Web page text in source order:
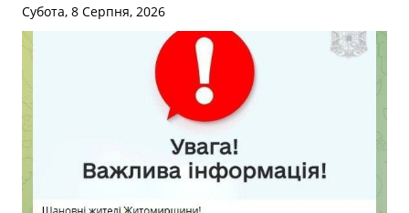
Субота, 8 Серпня, 2026